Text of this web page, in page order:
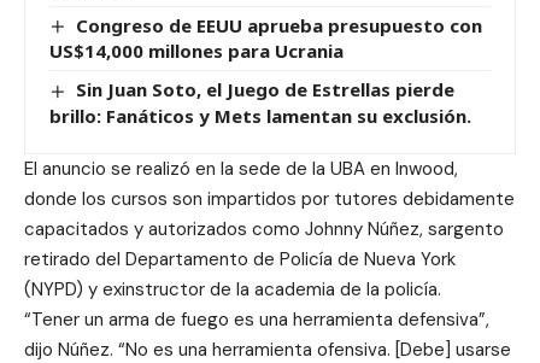
Congreso de EEUU aprueba presupuesto con
US$14,000 millones para Ucrania
Sin Juan Soto, el Juego de Estrellas pierde
brillo: Fanáticos y Mets lamentan su exclusión.
El anuncio se realizó en la sede de la UBA en Inwood,
donde los cursos son impartidos por tutores debidamente
capacitados y autorizados como Johnny Núñez, sargento
retirado del Departamento de Policía de Nueva York
(NYPD) y exinstructor de la academia de la policía.
“Tener un arma de fuego es una herramienta defensiva”,
dijo Núñez. “No es una herramienta ofensiva. [Debe] usarse